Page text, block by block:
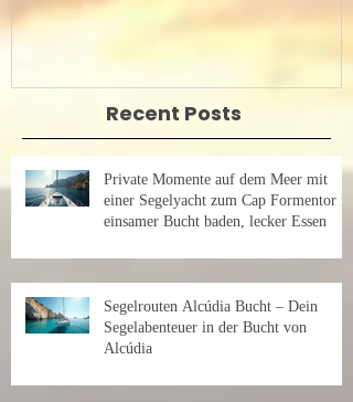
Recent Posts
Private Momente auf dem Meer mit
einer Segelyacht zum Cap Formentor in
einsamer Bucht baden, lecker Essen
Segelrouten Alcúdia Bucht – Dein
Segelabenteuer in der Bucht von
Alcúdia